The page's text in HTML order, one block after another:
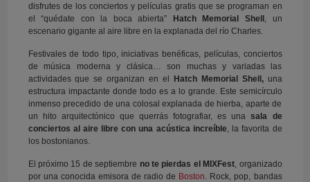
disfrutes de los conciertos y películas gratis que se programan en
el “quédate con la boca abierta” Hatch Memorial Shell, un
escenario gigante al aire libre en la explanada del río Charles.
Festivales de todo tipo, iniciativas benéficas, películas, conciertos
de música moderna y clásica… son muchas y variadas las
actividades que se organizan en el Hatch Memorial Shell, una
estructura impactante donde todo es a lo grande. Este semicírculo
inmenso precedido de una colosal explanada de hierba, aparte de
un hito arquitectónico que querrás fotografiar, es unasala de
conciertos al aire libre con una acústica increíble , la favorita de
los bostonianos.
El próximo 15 de septiembre no te pierdas el MIXFest , organizado
por una conocida emisora de radio de Boston . Rock, pop, bandas